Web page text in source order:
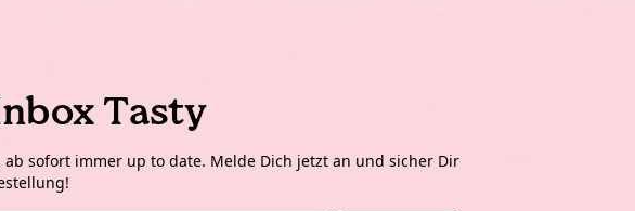
Tasty
sofort immer up to date. Melde Dich jetzt an und sicher Dir